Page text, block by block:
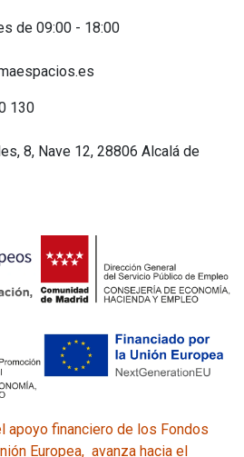
de 09:00 - 18:00
130
8, Nave 12, 28806 Alcalá de
apoyo financiero de los Fondos
Europea, avanza hacia el